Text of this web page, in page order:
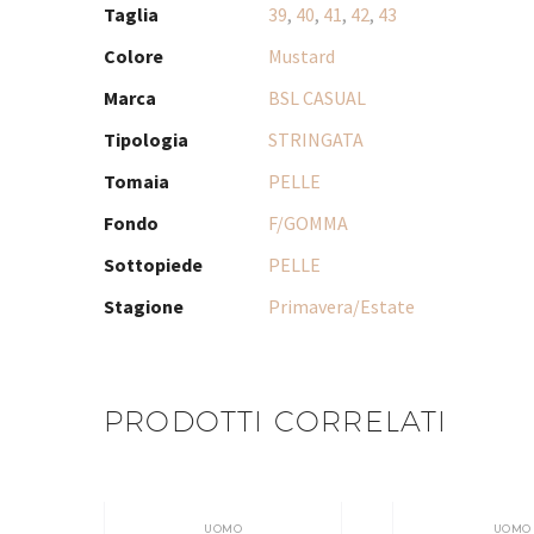
Taglia 39, 40, 41 , 42, 43
Colore
Mustard
Marca
BSL CASUAL
Tipologia
STRINGATA
Tomaia
PELLE
Fondo
F/GOMMA
Sottopiede
PELLE
Stagione
Primavera/Estate
PRODOTTI CORRELATI
UOMO UOMO